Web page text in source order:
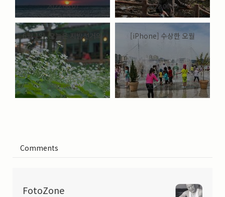
2022.06.07 2022.06.05
6월 1일, 오늘은 지방선거의
날
2022.06.01
[iPhone] 수상한 오월
2022.05.31
Comments
FotoZone